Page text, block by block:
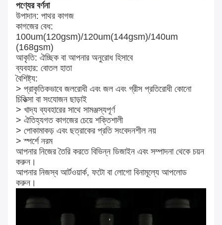
পণ্যের বর্ণনা
উপাদান: পাথর কাগজ
কাগজের বেধ:
100um(120gsm)/120um(144gsm)/140um
(168gsm)
আকৃতি: ঐচ্ছিক বা আপনার অনুরোধ হিসাবে
ব্যবহার: বোতল হাতা
বৈশিষ্ট্য:
> প্রাকৃতিকভাবে জলরোধী এবং জল এবং গ্রীস প্রতিরোধী কোনো
চিকিত্সা বা সংযোজন ছাড়াই
> খাদ্য ব্যবহারের সাথে সামঞ্জস্যপূর্ণ
> ঐতিহ্যগত কাগজের চেয়ে শক্তিশালী
> পোকামাকড় এবং ছত্রাকের প্রতি সংবেদনশীল নয়
> স্পর্শে নরম
আপনার নিজের তৈরি করতে বিভিন্ন ডিজাইন এবং সম্পাদনা থেকে চয়ন
করুন।
আপনার নিজস্ব আর্টওয়ার্ক, ফটো বা লোগো বিনামূল্যে আপলোড
করুন।